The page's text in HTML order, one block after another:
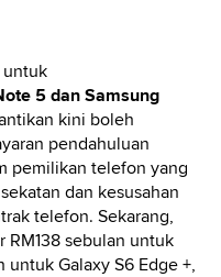
untuk
5 dan Samsung
kini boleh
pendahuluan
pemilikan telefon yang
dan kesusahan
telefon. Sekarang,
RM138 sebulan untuk
untuk Galaxy S6 Edge +,